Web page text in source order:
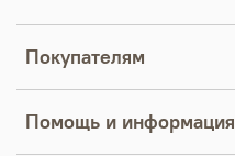
Покупателям
Помощь и информация